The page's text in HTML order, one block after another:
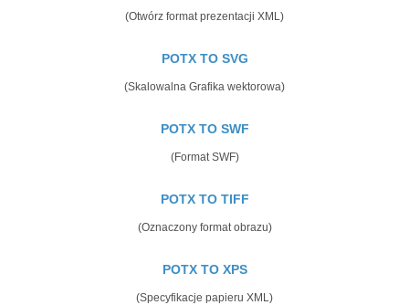
(Otwórz format prezentacji XML)
POTX TO SVG
(Skalowalna Grafika wektorowa)
POTX TO SWF
(Format SWF)
POTX TO TIFF
(Oznaczony format obrazu)
POTX TO XPS
(Specyfikacje papieru XML)